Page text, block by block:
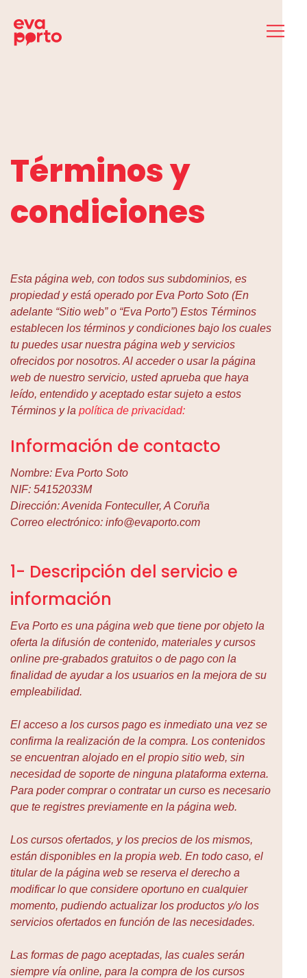
contenido
Términos y
condiciones
Esta página web, con todos sus subdominios, es
propiedad y está operado por Eva Porto Soto (En
adelante “Sitio web” o “Eva Porto”) Estos Términos
establecen los términos y condiciones bajo los cuales
tu puedes usar nuestra página web y servicios
ofrecidos por nosotros. Al acceder o usar la página
web de nuestro servicio, usted aprueba que haya
leído, entendido y aceptado estar sujeto a estos
Términos y la política de privacidad:
Información de contacto
Nombre: Eva Porto Soto
NIF: 54152033M
Dirección: Avenida Fonteculler, A Coruña
Correo electrónico: info@evaporto.com
1- Descripción del servicio e
información
Eva Porto es una página web que tiene por objeto la
oferta la difusión de contenido, materiales y cursos
online pre-grabados gratuitos o de pago con la
finalidad de ayudar a los usuarios en la mejora de su
empleabilidad.
El acceso a los cursos pago es inmediato una vez se
confirma la realización de la compra. Los contenidos
se encuentran alojado en el propio sitio web, sin
necesidad de soporte de ninguna plataforma externa.
Para poder comprar o contratar un curso es necesario
que te registres previamente en la página web.
Los cursos ofertados, y los precios de los mismos,
están disponibles en la propia web. En todo caso, el
titular de la página web se reserva el derecho a
modificar lo que considere oportuno en cualquier
momento, pudiendo actualizar los productos y/o los
servicios ofertados en función de las necesidades.
Las formas de pago aceptadas, las cuales serán
siempre vía online, para la compra de los cursos